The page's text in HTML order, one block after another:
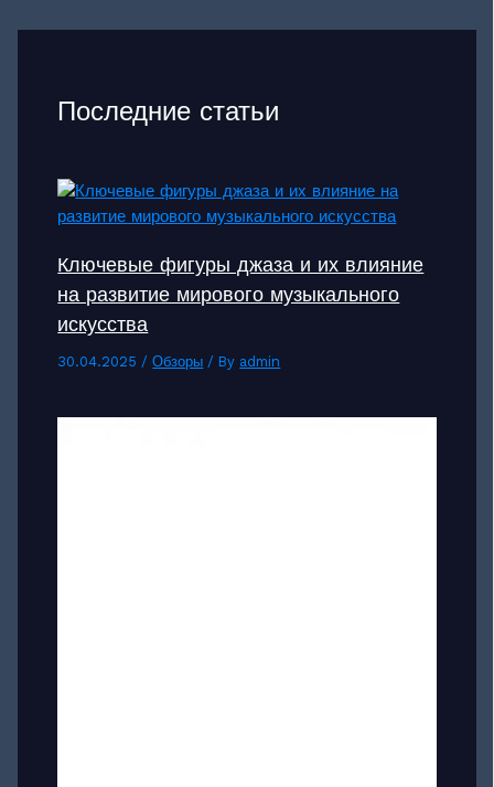
Последние статьи
Ключевые фигуры джаза и их влияние
на развитие мирового музыкального
искусства
30.04.2025/Обзоры / By admin